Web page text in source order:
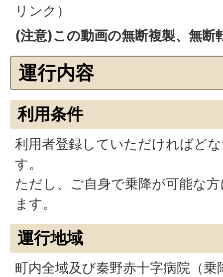
リンク）
(注意)この動画の無断複製、無断
運行内容
利用条件
利用者登録していただければど
す。
ただし、ご自身で乗降が可能な
ます。
運行地域
町内全域及び秦野赤十字病院（